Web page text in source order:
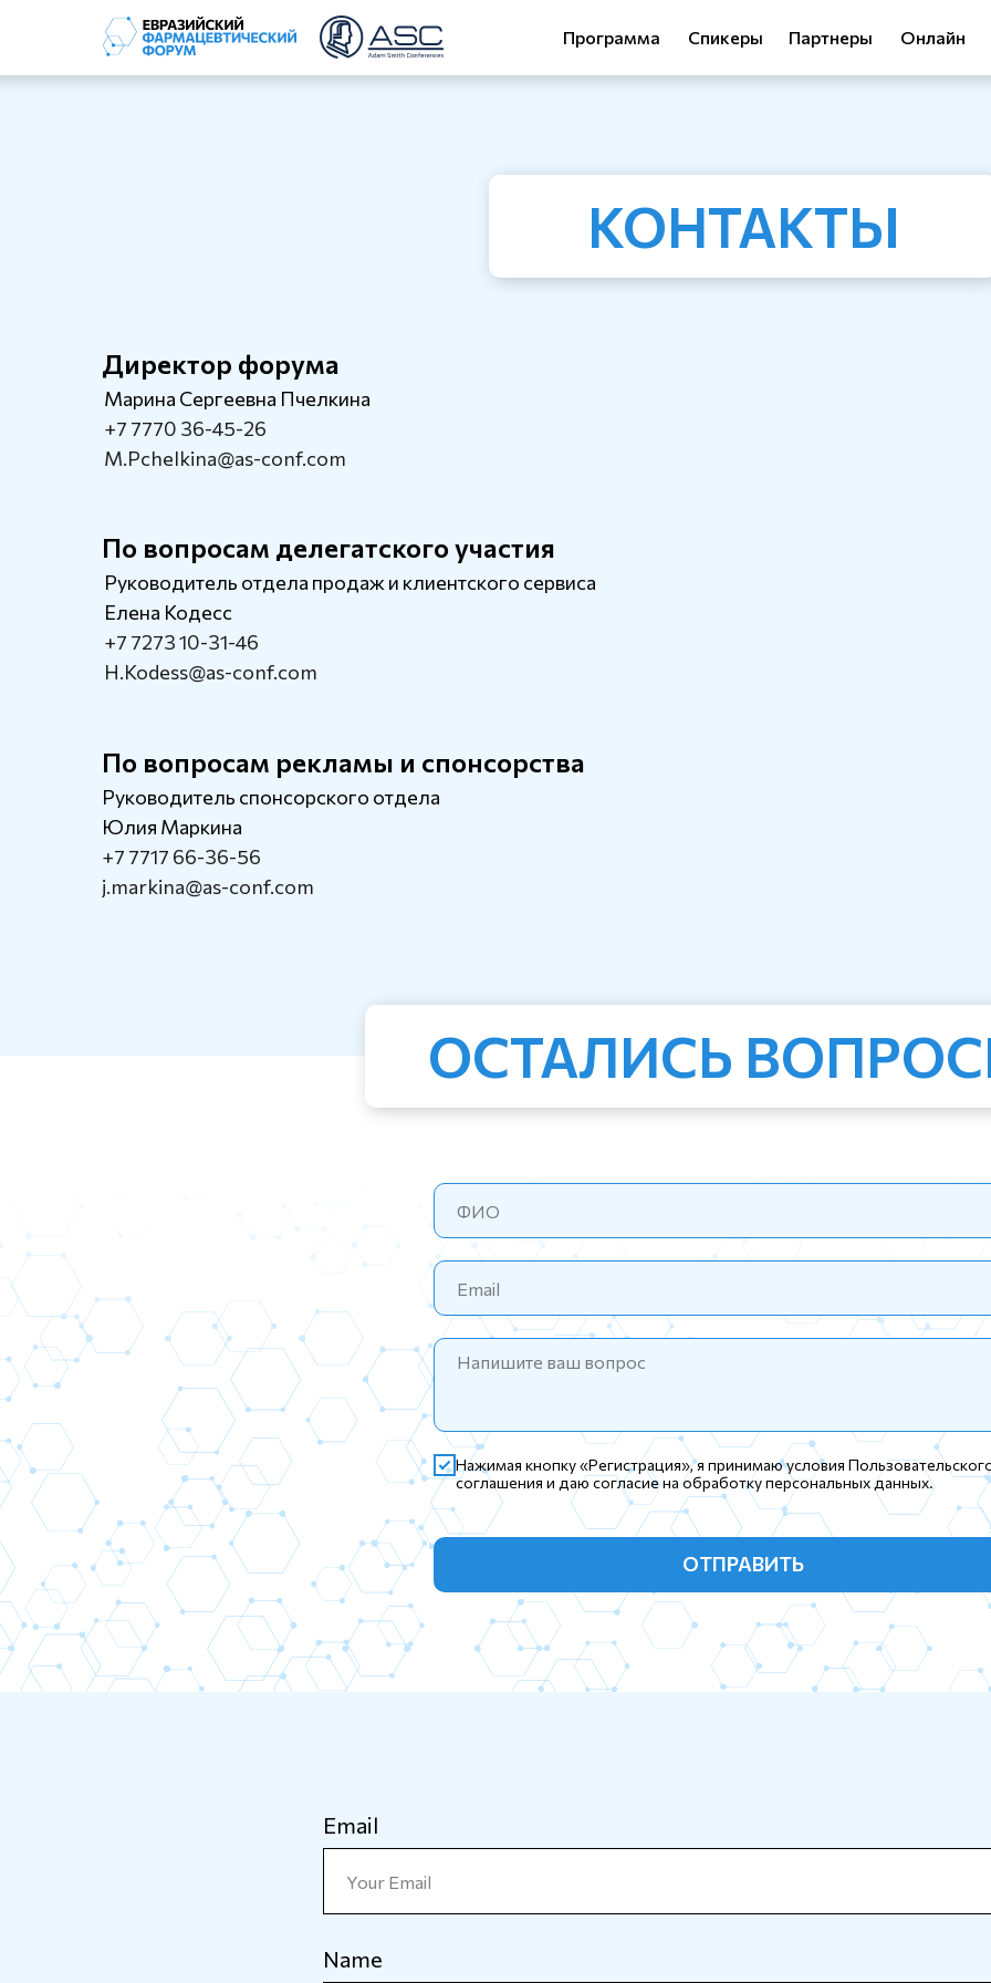
Спикеры Партнеры Онлайн
Программа
КОНТАКТЫ
По вопросам делегатского участия
По вопросам рекламы и спонсорства
Руководитель отдела продаж и клиентского сервиса
Елена Кодесс
+7 7273 10-31-46
H.Kodess@as-conf.com
Руководитель спонсорского отдела
Юлия Маркина
+7 7717 66-36-56
j.markina@as-conf.com
Директор форума
Марина Сергеевна Пчелкина
+7 7770 36-45-26
M.Pchelkina@as-conf.com
Нажимая кнопку «Регистрация», я принимаю условия
соглашения и даю согласие на обработку персональных данных.
ОТПРАВИТЬ
ОСТАЛИСЬ
Email
Name